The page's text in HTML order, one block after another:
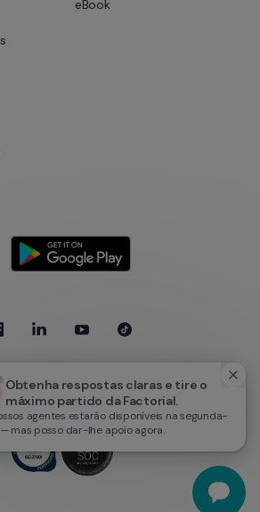
Obtenha respostas claras e tire o
máximo partido da Factorial.
agentes estarão disponíveis na segunda-
mas posso dar-lhe apoio agora.
eBook